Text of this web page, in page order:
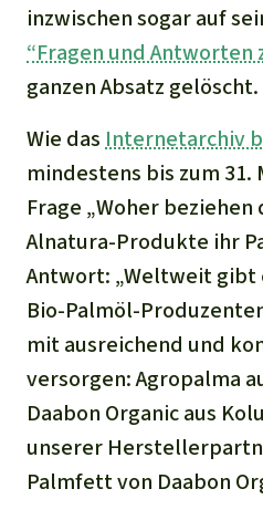
inzwischen sogar auf
“Fragen und Antworten
ganzen Absatz gelöscht.
Wie das Internetarchiv
mindestens bis zum 31.
Frage „Woher
Alnatura-Produkte ihr
Antwort: „Weltweit gibt
Bio-Palmöl-
mit ausreichend und
versorgen: Agropalma
Daabon Organic aus
unserer
Palmfett von Daabon